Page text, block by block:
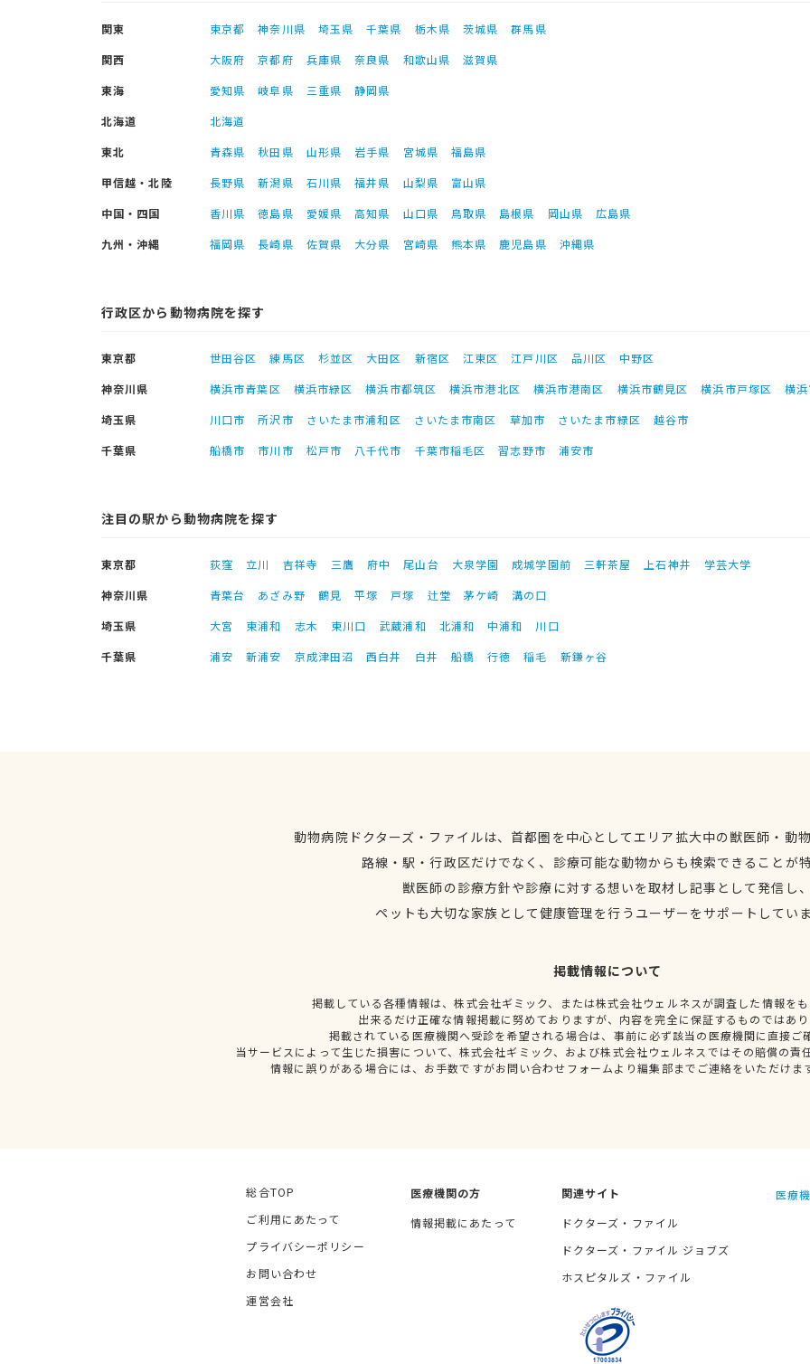
関東 東京都 神奈川県 埼玉県 千葉県 栃木県 茨城県
群馬県
関西
大阪府 京都府 兵庫県 奈良県 和歌山県
滋賀県
東海
愛知県 岐阜県 三重県
静岡県
北海道
北海道
東北
青森県 秋田県 山形県 岩手県 宮城県
福島県
甲信越・北陸
長野県 新潟県 石川県 福井県 山梨県
富山県
中国・四国
香川県 徳島県 愛媛県 高知県 山口県 鳥取県 島根県 岡山県
広島県
九州・沖縄
福岡県 長崎県 佐賀県 大分県 宮崎県 熊本県 鹿児島県 沖縄県
行政区から動物病院を探す
東京都 世田谷区 練馬区 杉並区 大田区 新宿区 江東区 江戸川区 品川区
中野区
神奈川県
横浜市青葉区 横浜市緑区 横浜市都筑区 横浜市港北区 横浜市港南区 横浜市鶴見区 横浜市戸塚区
横
埼玉県
川口市 所沢市 さいたま市浦和区 さいたま市南区 草加市 さいたま市緑区
越谷市
千葉県
船橋市 市川市 松戸市 八千代市 千葉市稲毛区 習志野市 浦安市
注目の駅から動物病院を探す
東京都 荻窪 立川 吉祥寺 三鷹 府中 尾山台 大泉学園 成城学園前 三軒茶屋 上石神井
学芸大学
神奈川県
青葉台 あざみ野 鶴見 平塚 戸塚 辻堂 茅ケ崎
溝の口
埼玉県
大宮 東浦和 志木 東川口 武蔵浦和 北浦和 中浦和
川口
千葉県
浦安 新浦安 京成津田沼 西白井 白井 船橋 行徳 稲毛 新鎌ヶ谷
動物病院ドクターズ・ファイルは、首都圏を中心としてエリア拡大中の獣医師・動
路線・駅・行政区だけでなく、診療可能な動物からも検索できることが
獣医師の診療方針や診療に対する想いを取材し記事として発信し
ペットも大切な家族として健康管理を行うユーザーをサポートしてい
掲載情報について
掲載している各種情報は、株式会社ギミック、または株式会社ウェルネスが調査した情報を
出来るだけ正確な情報掲載に努めておりますが、内容を完全に保証するものではあ
掲載されている医療機関へ受診を希望される場合は、事前に必ず該当の医療機関に直接ご
当サービスによって生じた損害について、株式会社ギミック、および株式会社ウェルネスではその賠償の責
情報に誤りがある場合には、お手数ですがお問い合わせフォームより編集部までご連絡をいただけま
総合TOP
ご利用にあたって
プライバシーポリシー
お問い合わせ
運営会社
医療機関の方
情報掲載にあたって
関連サイト
ドクターズ・ファイル
ドクターズ・ファイル ジョブズ
ホスピタルズ・ファイル
医療